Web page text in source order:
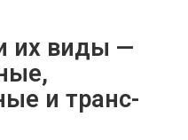
их виды —
и транс-